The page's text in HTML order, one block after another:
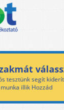
tesztünk segít
illik Hozzád